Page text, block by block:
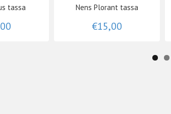
tassa Nens Plorant tassa
€15,00